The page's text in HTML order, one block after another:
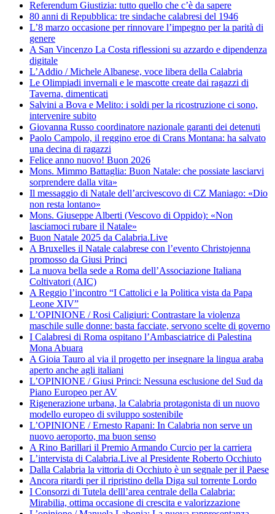
Referendum Giustizia: tutto quello che c’è da sapere
80 anni di Repubblica: tre sindache calabresi del 1946
L’8 marzo occasione per rinnovare l’impegno per la parità di
genere
A San Vincenzo La Costa riflessioni su azzardo e dipendenza
digitale
L’Addio / Michele Albanese, voce libera della Calabria
Le Olimpiadi invernali e le mascotte create dai ragazzi di
Taverna, dimenticati
Salvini a Bova e Melito: i soldi per la ricostruzione ci sono,
intervenire subito
Giovanna Russo coordinatore nazionale garanti dei detenuti
Paolo Campolo, il reggino eroe di Crans Montana: ha salvato
una decina di ragazzi
Felice anno nuovo! Buon 2026
Mons. Mimmo Battaglia: Buon Natale: che possiate lasciarvi
sorprendere dalla vita»
Il messaggio di Natale dell’arcivescovo di CZ Maniago: «Dio
non resta lontano»
Mons. Giuseppe Alberti (Vescovo di Oppido): «Non
lasciamoci rubare il Natale»
Buon Natale 2025 da Calabria.Live
A Bruxelles il Natale calabrese con l’evento Christojenna
promosso da Giusi Princi
La nuova bella sede a Roma dell’Associazione Italiana
Coltivatori (AIC)
A Reggio l’incontro “I Cattolici e la Politica vista da Papa
Leone XIV”
L’OPINIONE / Rosi Caligiuri: Contrastare la violenza
maschile sulle donne: basta facciate, servono scelte di governo
I Calabresi di Roma ospitano l’Ambasciatrice di Palestina
Mona Abuara
A Gioia Tauro al via il progetto per insegnare la lingua araba
aperto anche agli italiani
L’OPINIONE / Giusi Princi: Nessuna esclusione del Sud da
Piano Europeo per AV
Rigenerazione urbana, la Calabria protagonista di un nuovo
modello europeo di sviluppo sostenibile
L’OPINIONE / Ernesto Rapani: In Calabria non serve un
nuovo aeroporto, ma buon senso
A Rino Barillari il Premio Armando Curcio per la carriera
L’intervista di Calabria.Live al Presidente Roberto Occhiuto
Dalla Calabria la vittoria di Occhiuto è un segnale per il Paese
Ancora ritardi per il ripristino della Diga sul torrente Lordo
I Consorzi di Tutela delll’area centrale della Calabria:
Mirabilia, ottima occasione di crescita e valorizzazione